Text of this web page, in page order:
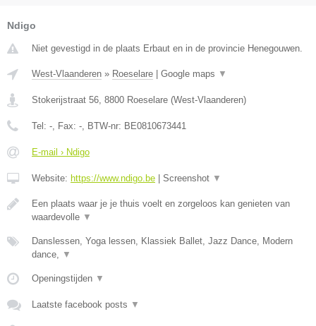
Ndigo
Niet gevestigd in de plaats Erbaut en in de provincie Henegouwen.
West-Vlaanderen » Roeselare | Google maps ▼
Stokerijstraat 56 8800 Roeselare (West-Vlaanderen)
Tel: - , Fax: - , BTW-nr: BE0810673441
E-mail › Ndigo
Website: https://www.ndigo.be | Screenshot ▼
Een plaats waar je je thuis voelt en zorgeloos kan genieten van
waardevolle ▼
Danslessen, Yoga lessen, Klassiek Ballet, Jazz Dance, Modern
dance,
▼
Openingstijden ▼
Laatste facebook posts ▼